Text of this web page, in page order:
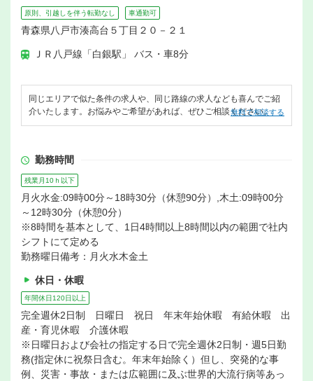
原則、引越しを伴う転勤なし 車通勤可
青森県八戸市湊高台５丁目２０－２１
ＪＲ八戸線「白銀駅」 バス・車8分
同じエリアで似た条件の求人や、同じ路線の求人なども喜んでご紹
介いたします。お悩みやご希望があれば、ぜひご相談ください。
無料で相談する
勤務時間
残業月10ｈ以下
月火水金:09時00分～18時30分（休憩90分）,木土:09時00分
～12時30分（休憩0分）
※8時間を基本として、1日4時間以上8時間以内の範囲で社内
シフトにて定める
勤務曜日備考：月火水木金土
休日・休暇
年間休日120日以上
完全週休2日制 日曜日 祝日 年末年始休暇 有給休暇 出
産・育児休暇 介護休暇
※日曜日および会社の指定する日で完全週休2日制・週5日勤
務(指定休に祝祭日含む。年末年始除く）但し、突発的な事
例、災害・事故・または広範囲に及ぶ世界的大流行病等あっ